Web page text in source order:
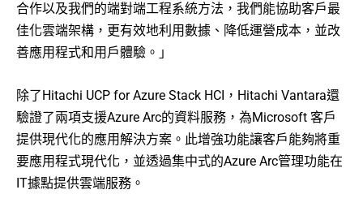
合作以及我們的端對端工程系統方法，我們能協助客戶最
佳化雲端架構，更有效地利用數據、降低運營成本，並改
善應用程式和用戶體驗。」
除了Hitachi UCP for Azure Stack HCI，Hitachi Vantara還
驗證了兩項支援Azure Arc的資料服務，為Microsoft 客戶
提供現代化的應用解決方案。此增強功能讓客戶能夠將重
要應用程式現代化，並透過集中式的Azure Arc管理功能在
IT據點提供雲端服務。